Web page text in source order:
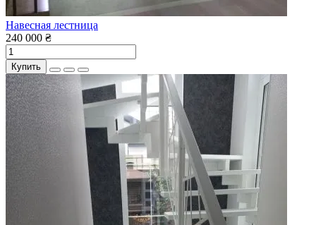
Навесная лестница
240 000 ₴
Купить